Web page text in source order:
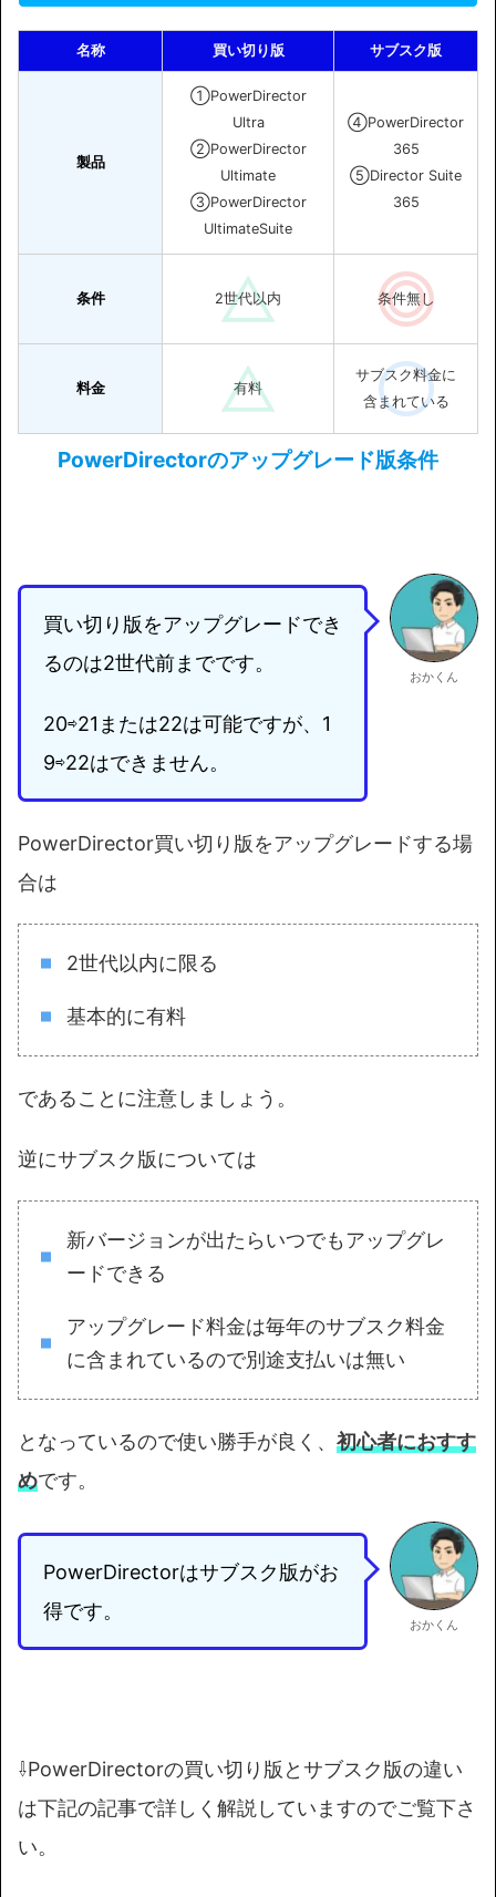
名称 買い切り版 サブスク版
製品
①PowerDirector
Ultra
②PowerDirector
Ultimate
③PowerDirector
UltimateSuite
④PowerDirector
365
⑤Director Suite
365
条件 2世代以内 条件無し
料金 有料
サブスク料金に
含まれている
PowerDirectorのアップグレード版条件
買い切り版をアップグレードでき
るのは2世代前までです。
20⇨21または22は可能ですが、1
9⇨22はできません。
おかくん
PowerDirector買い切り版をアップグレードする場
合は
2世代以内に限る
基本的に有料
であることに注意しましょう。
逆にサブスク版については
新バージョンが出たらいつでもアップグレ
ードできる
アップグレード料金は毎年のサブスク料金
に含まれているので別途支払いは無い
となっているので使い勝手が良く、 初心者におすす
めです。
PowerDirectorはサブスク版がお
得です。
おかくん
⇩PowerDirectorの買い切り版とサブスク版の違い
は下記の記事で詳しく解説していますのでご覧下さ
い。